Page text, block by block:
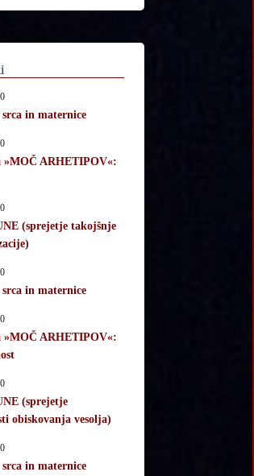
srca in maternice
»MOČ ARHETIPOV«:
(sprejetje takojšnje
srca in maternice
»MOČ ARHETIPOV«:
(sprejetje
obiskovanja vesolja)
srca in maternice